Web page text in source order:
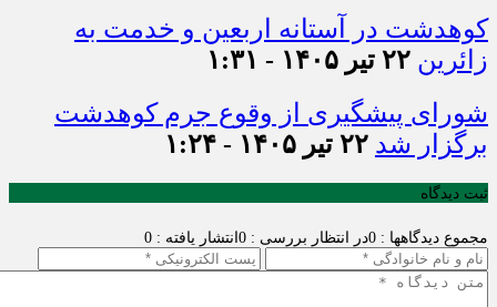
کوهدشت در آستانه اربعین و خدمت‌ به
زائرین ۲۲ تیر ۱۴۰۵ - ۱:۳۱
شورای پیشگیری از وقوع جرم کوهدشت
برگزار شد ۲۲ تیر ۱۴۰۵ - ۱:۲۴
ثبت دیدگاه
مجموع دیدگاهها : 0 در انتظار بررسی : 0 انتشار یافته : 0